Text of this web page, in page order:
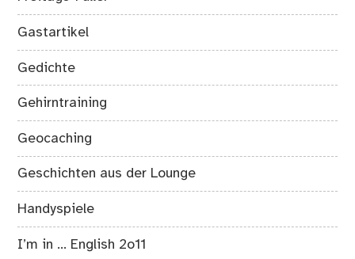
Gastartikel
Gedichte
Gehirntraining
Geocaching
Geschichten aus der Lounge
Handyspiele
I’m in … English 2o11